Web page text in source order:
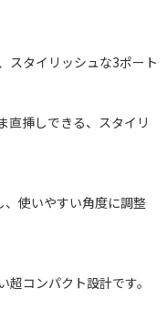
スタイリッシュな3ポート
直挿しできる、スタイリ
使いやすい角度に調整
コンパクト設計です。